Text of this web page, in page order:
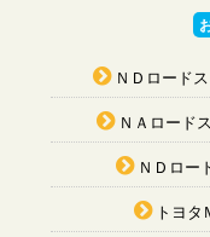
ＮＤロード
ＮＡロー
ＮＤロ
トヨ